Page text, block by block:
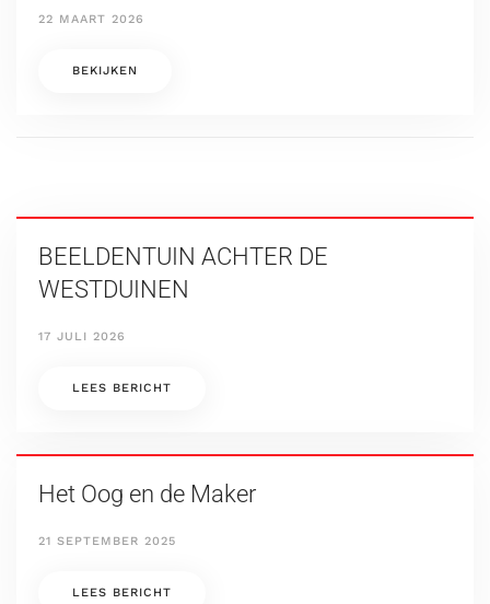
22 MAART 2026
BEKIJKEN
BEELDENTUIN ACHTER DE
WESTDUINEN
17 JULI 2026
LEES BERICHT
Het Oog en de Maker
21 SEPTEMBER 2025
LEES BERICHT